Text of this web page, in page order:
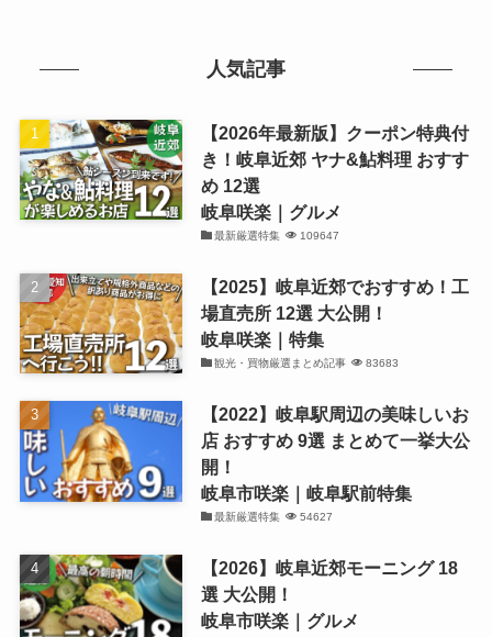
人気記事
【2026年最新版】クーポン特典付
き！岐阜近郊 ヤナ&鮎料理 おすす
め 12選
岐阜咲楽｜グルメ
最新厳選特集 109647
【2025】岐阜近郊でおすすめ！工
場直売所 12選 大公開！
岐阜咲楽｜特集
観光・買物厳選まとめ記事 83683
【2022】岐阜駅周辺の美味しいお
店 おすすめ 9選 まとめて一挙大公
開！
岐阜市咲楽｜岐阜駅前特集
最新厳選特集 54627
【2026】岐阜近郊モーニング 18
選 大公開！
岐阜市咲楽｜グルメ